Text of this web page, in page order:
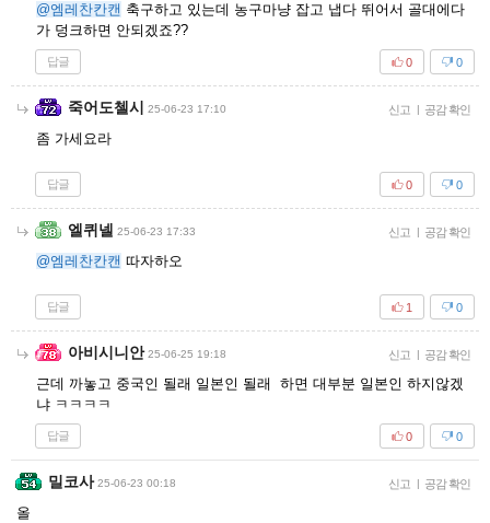
@엠레찬칸캔 축구하고 있는데 농구마냥 잡고 냅다 뛰어서 골대에다
가 덩크하면 안되겠죠??
답글 0
0
죽어도첼시 25-06-23 17:10 신고 공감 확인
좀 가세요라
답글 0
0
엘퀴넬 25-06-23 17:33 신고 공감 확인
@엠레찬칸캔 따자하오
답글 0
1
아비시니안 25-06-25 19:18 신고 공감 확인
근데 까놓고 중국인 될래 일본인 될래 하면 대부분 일본인 하지않겠
냐 ㅋㅋㅋㅋ
답글 0
0
밀코사 25-06-23 00:18 신고 공감 확인
올